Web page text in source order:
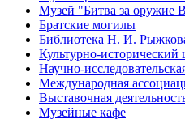
Музей "Битва за оружие
Братские могилы
Библиотека Н. И.
Культурно-исторический
Научно-
Международная
Выставочная
Музейные кафе